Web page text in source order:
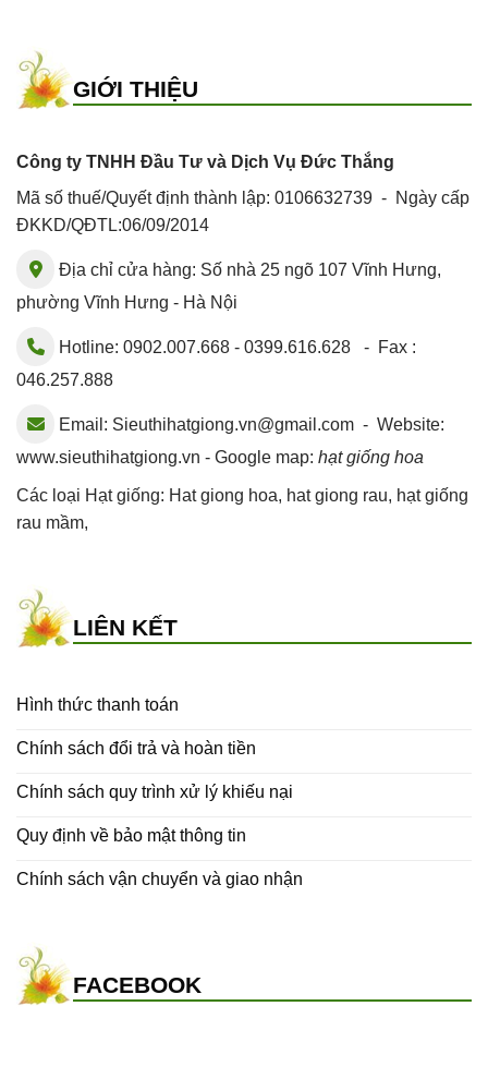
GIỚI THIỆU
Công ty TNHH Đầu Tư và Dịch Vụ Đức Thắng
Mã số thuế/Quyết định thành lập: 0106632739 - Ngày cấp
ĐKKD/QĐTL:06/09/2014
Địa chỉ cửa hàng: Số nhà 25 ngõ 107 Vĩnh Hưng,
phường Vĩnh Hưng - Hà Nội
Hotline: 0902.007.668 - 0399.616.628 - Fax :
046.257.888
Email: Sieuthihatgiong.vn@gmail.com - Website:
www.sieuthihatgiong.vn - Google map: hạt giống hoa
Các loại Hạt giống: Hat giong hoa, hat giong rau, hạt giống
rau mầm,
LIÊN KẾT
Hình thức thanh toán
Chính sách đổi trả và hoàn tiền
Chính sách quy trình xử lý khiếu nại
Quy định về bảo mật thông tin
Chính sách vận chuyển và giao nhận
FACEBOOK